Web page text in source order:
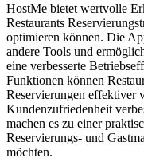
HostMe bietet wertvolle
Restaurants
optimieren können. Die
andere Tools und
eine verbesserte
Funktionen können
Reservierungen effektiver
Kundenzufriedenheit
machen es zu einer
Reservierungs- und
möchten.